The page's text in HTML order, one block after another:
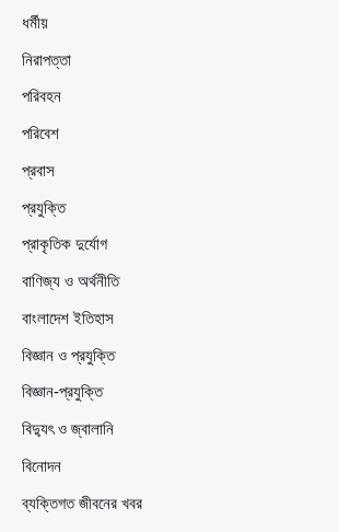
ধর্মীয়
নিরাপত্তা
পরিবহন
পরিবেশ
প্রবাস
প্রযুক্তি
প্রাকৃতিক দুর্যোগ
বাণিজ্য ও অর্থনীতি
বাংলাদেশ ইতিহাস
বিজ্ঞান ও প্রযুক্তি
বিজ্ঞান-প্রযুক্তি
বিদ্যুৎ ও জ্বালানি
বিনোদন
ব্যক্তিগত জীবনের খবর